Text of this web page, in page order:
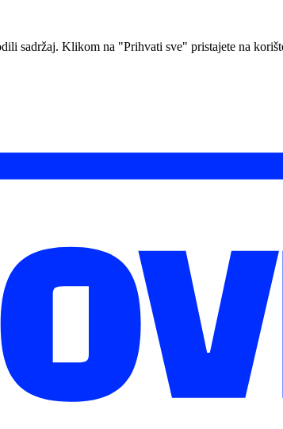
sadržaj. Klikom na "Prihvati sve" pristajete na